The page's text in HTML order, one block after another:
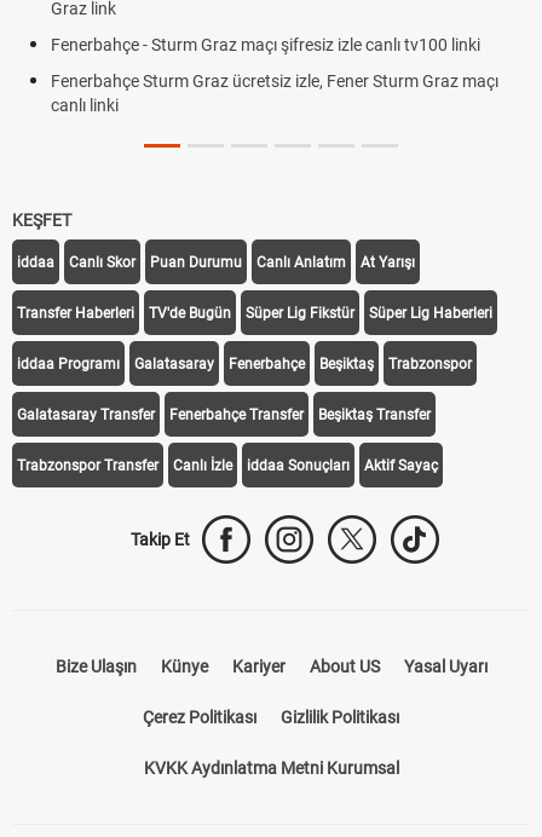
Graz link
Fenerbahçe - Sturm Graz maçı şifresiz izle canlı tv100 linki
Fenerbahçe Sturm Graz ücretsiz izle, Fener Sturm Graz maçı
canlı linki
KEŞFET
iddaa Canlı Skor Puan Durumu Canlı Anlatım At Yarışı
Transfer Haberleri TV'de Bugün Süper Lig Fikstür Süper Lig Haberleri
iddaa Programı Galatasaray Fenerbahçe Beşiktaş Trabzonspor
Galatasaray Transfer Fenerbahçe Transfer Beşiktaş Transfer
Trabzonspor Transfer Canlı İzle iddaa Sonuçları Aktif Sayaç
Takip Et
Bize Ulaşın Künye Kariyer About US Yasal Uyarı
Çerez Politikası Gizlilik Politikası
KVKK Aydınlatma Metni Kurumsal